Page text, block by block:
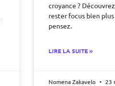
croyance ?
rester focus bien
pensez.
LIRE LA SUITE »
Nomena Zakavelo 23